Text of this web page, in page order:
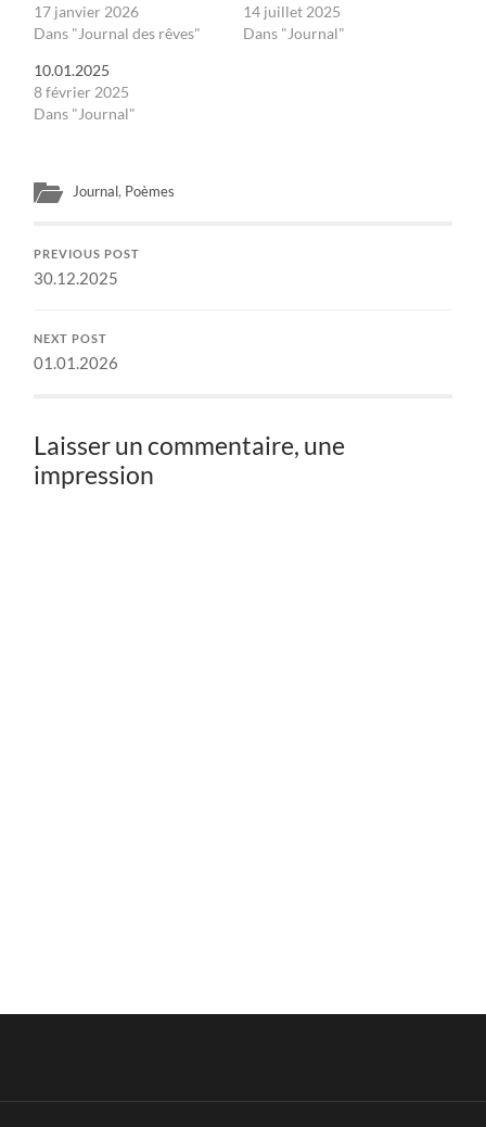
17 janvier 2026
Dans "Journal des rêves"
14 juillet 2025
Dans "Journal"
10.01.2025
8 février 2025
Dans "Journal"
Journal, Poèmes
PREVIOUS POST
30.12.2025
NEXT POST
01.01.2026
Laisser un commentaire, une
impression